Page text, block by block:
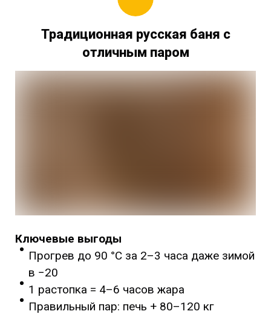
Традиционная русская баня с
отличным паром
Ключевые выгоды
Прогрев до 90 °C за 2–3 часа даже зимой
в −20
1 растопка = 4–6 часов жара
Правильный пар: печь + 80–120 кг